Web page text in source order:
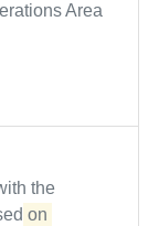
Area
the
on